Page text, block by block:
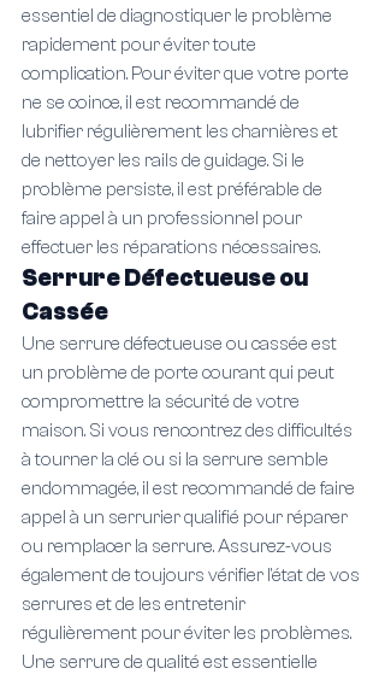
essentiel de diagnostiquer le problème
rapidement pour éviter toute
complication. Pour éviter que votre porte
ne se coince, il est recommandé de
lubrifier régulièrement les charnières et
de nettoyer les rails de guidage. Si le
problème persiste, il est préférable de
faire appel à un professionnel pour
effectuer les réparations nécessaires.
Serrure Défectueuse ou
Cassée
Une serrure défectueuse ou cassée est
un problème de porte courant qui peut
compromettre la sécurité de votre
maison. Si vous rencontrez des difficultés
à tourner la clé ou si la serrure semble
endommagée, il est recommandé de faire
appel à un serrurier qualifié pour réparer
ou remplacer la serrure. Assurez-vous
également de toujours vérifier l'état de vos
serrures et de les entretenir
régulièrement pour éviter les problèmes.
Une serrure de qualité est essentielle